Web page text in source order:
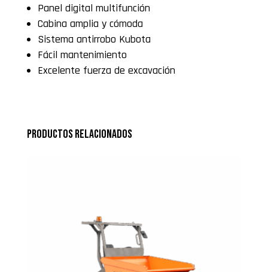
Panel digital multifunción
Cabina amplia y cómoda
Sistema antirrobo Kubota
Fácil mantenimiento
Excelente fuerza de excavación
Productos relacionados